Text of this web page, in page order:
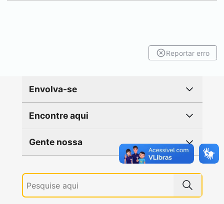
Reportar erro
Envolva-se
Encontre aqui
Gente nossa